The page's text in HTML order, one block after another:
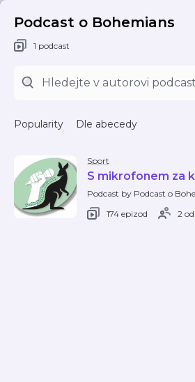
Podcast o Bohemians
1 podcast
Popularity Dle abecedy
Sport
S mikrofonem za
Podcast by Podcast o
174 epizod
2